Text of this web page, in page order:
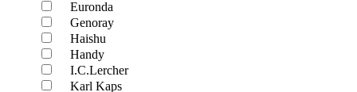
Euronda
Genoray
Haishu
Handy
I.C.Lercher
Karl Kaps